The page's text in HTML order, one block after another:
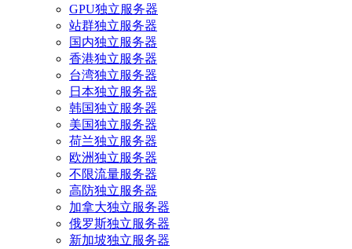
GPU独立服务器
站群独立服务器
国内独立服务器
香港独立服务器
台湾独立服务器
日本独立服务器
韩国独立服务器
美国独立服务器
荷兰独立服务器
欧洲独立服务器
不限流量服务器
高防独立服务器
加拿大独立服务器
俄罗斯独立服务器
新加坡独立服务器